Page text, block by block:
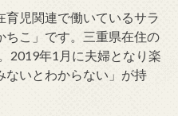
児関連で働いているサラ
ちこ」です。三重県在住の
2019年1月に夫婦となり楽
ないとわからない」が持